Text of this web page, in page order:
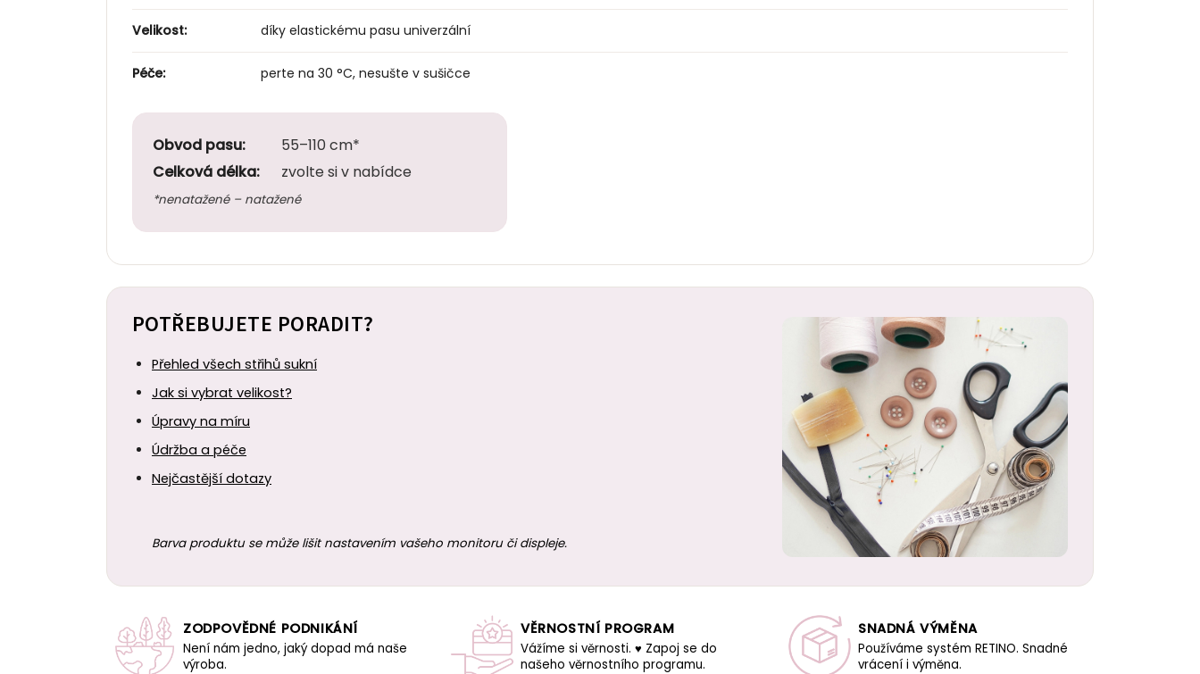
Velikost: díky elastickému pasu univerzální
Péče: perte na 30 °C, nesušte v sušičce
Obvod pasu:
55–110 cm*
Celková délka:
zvolte si v nabídce
*nenatažené – natažené
POTŘEBUJETE PORADIT?
Přehled všech střihů sukní
Jak si vybrat velikost?
Úpravy na míru
Údržba a péče
Nejčastější dotazy
Barva produktu se může lišit nastavením vašeho monitoru či displeje.
ZODPOVĚDNÉ PODNIKÁNÍ
Není nám jedno, jaký dopad má naše
výroba.
VĚRNOSTNÍ PROGRAM
Vážíme si věrnosti. ♥ Zapoj se do
našeho věrnostního programu.
SNADNÁ VÝMĚNA
Používáme systém RETINO. Snadné
vrácení i výměna.